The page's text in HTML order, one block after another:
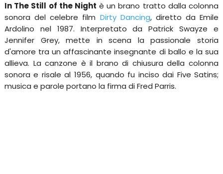
In The Still of the Night è un brano tratto dalla colonna
sonora del celebre film Dirty Dancing, diretto da Emile
Ardolino nel 1987. Interpretato da Patrick Swayze e
Jennifer Grey, mette in scena la passionale storia
d'amore tra un affascinante insegnante di ballo e la sua
allieva. La canzone è il brano di chiusura della colonna
sonora e risale al 1956, quando fu inciso dai Five Satins;
musica e parole portano la firma di Fred Parris.